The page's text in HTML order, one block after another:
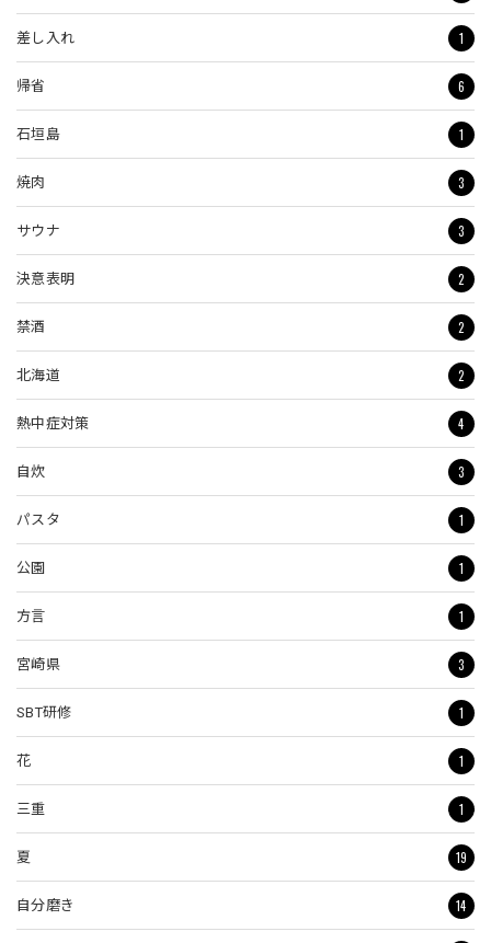
差し入れ 1
帰省 6
石垣島 1
焼肉 3
サウナ 3
決意表明 2
禁酒 2
北海道 2
熱中症対策 4
自炊 3
パスタ 1
公園 1
方言 1
宮崎県 3
SBT研修 1
花 1
三重 1
夏 19
自分磨き 14